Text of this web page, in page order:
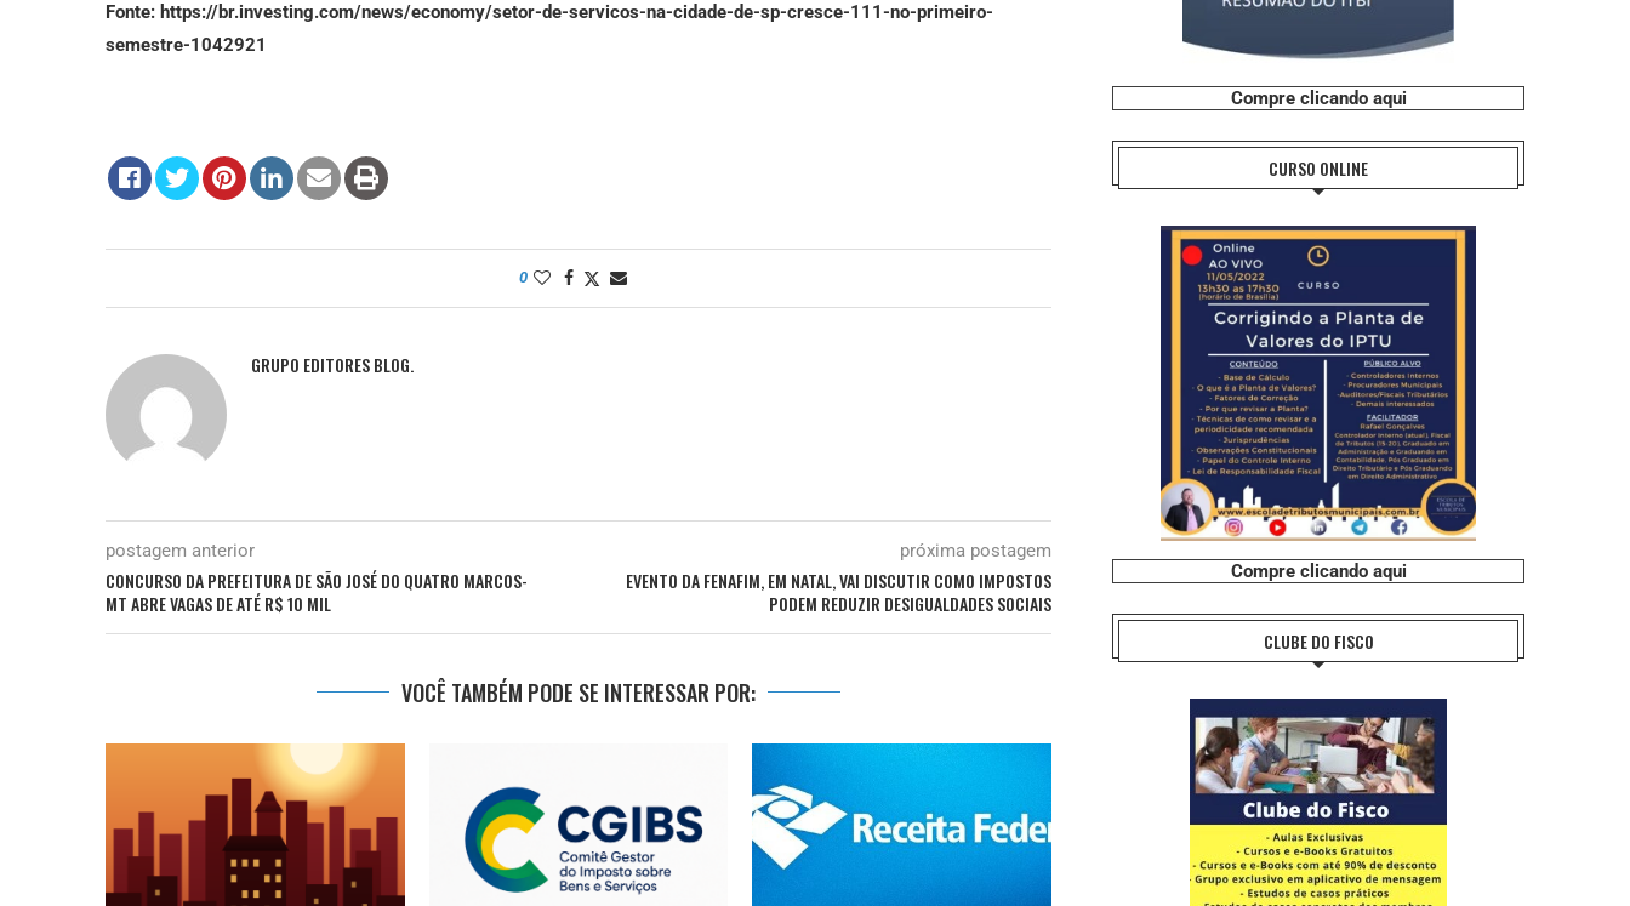
Fonte: https://br.investing.com/news/economy/setor-de-servicos-na-cidade-de-sp-cresce-111-no-primeiro-
semestre-1042921
0
GRUPO EDITORES BLOG.
postagem anterior
CONCURSO DA PREFEITURA DE SÃO JOSÉ DO QUATRO MARCOS-
MT ABRE VAGAS DE ATÉ R$ 10 MIL
próxima postagem
EVENTO DA FENAFIM, EM NATAL, VAI DISCUTIR COMO IMPOSTOS
PODEM REDUZIR DESIGUALDADES SOCIAIS
VOCÊ TAMBÉM PODE SE INTERESSAR POR:
Compre clicando aqui
CURSO ONLINE
Compre clicando aqui
CLUBE DO FISCO